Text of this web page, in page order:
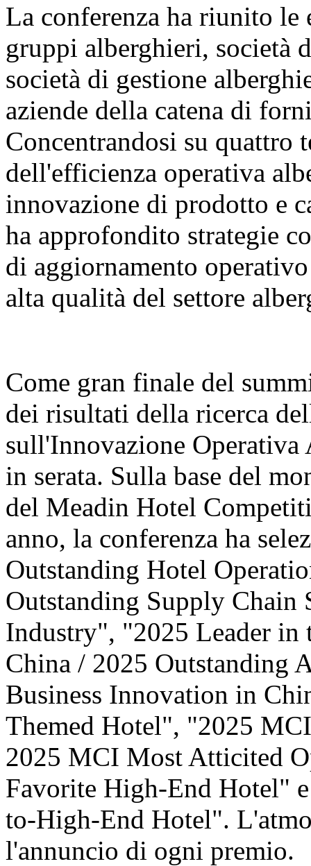
La conferenza ha riunito
gruppi alberghieri, società
società di gestione
aziende della catena di
Concentrandosi su
dell'efficienza operativa
innovazione di prodotto e
ha approfondito strategie
di aggiornamento
alta qualità del settore
Come gran finale del
dei risultati della ricerca
sull'Innovazione Operativa
in serata. Sulla base del
del Meadin Hotel
anno, la conferenza ha
Outstanding Hotel
Outstanding Supply Chain
Industry", "2025 Leader
China / 2025 Outstanding
Business Innovation in
Themed Hotel", "2025
2025 MCI Most Atticited
Favorite High-End Hotel"
to-High-End Hotel".
l'annuncio di ogni premio.